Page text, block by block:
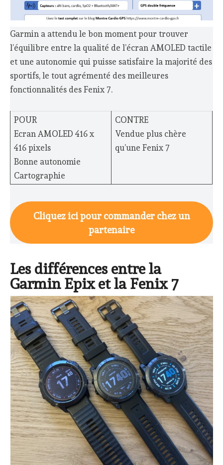
Garmin a attendu le bon moment pour trouver
l’équilibre entre la qualité de l’écran AMOLED tactile
et une autonomie qui puisse satisfaire la majorité des
sportifs, le tout agrémenté des meilleures
fonctionnalités des Fenix 7.
POUR
Ecran AMOLED 416 x
416 pixels
Bonne autonomie
Cartographie
CONTRE
Vendue plus chère
qu’une Fenix 7
Cliquez ici pour commander chez un
partenaire
Les différences entre la
Garmin Epix et la Fenix 7